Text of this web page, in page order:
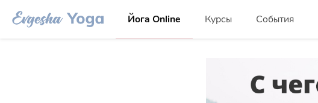
Йога Online Курсы События